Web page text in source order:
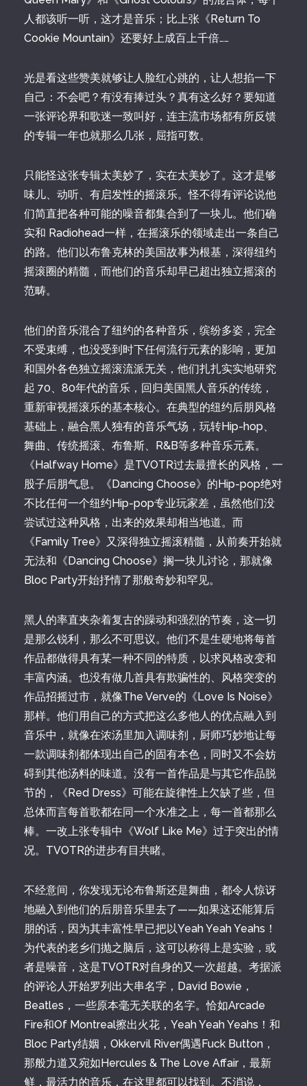
人都该听一听，这才是音乐；比上张《Return To
Cookie Mountain》还要好上成百上千倍……
光是看这些赞美就够让人脸红心跳的，让人想掐一下
自己：不会吧？有没有捧过头？真有这么好？要知道
一张评论界和歌迷一致叫好，连主流市场都有所反馈
的专辑一年也就那么几张，屈指可数。
只能怪这张专辑太美妙了，实在太美妙了。这才是够
味儿、动听、有启发性的摇滚乐。怪不得有评论说他
们简直把各种可能的噪音都集合到了一块儿。他们确
实和 Radiohead一样，在摇滚乐的领域走出一条自己
的路。他们以布鲁克林的美国故事为根基，深得纽约
摇滚圈的精髓，而他们的音乐却早已超出独立摇滚的
范畴。
他们的音乐混合了纽约的各种音乐，缤纷多姿，完全
不受束缚，也没受到时下任何流行元素的影响，更加
和国外各色独立摇滚流派无关，他们扎扎实实地研究
起 70、80年代的音乐，回归美国黑人音乐的传统，
重新审视摇滚乐的基本核心。在典型的纽约后朋风格
基础上，融合黑人独有的音乐气场，玩转Hip-hop、
舞曲、传统摇滚、布鲁斯、R&B等多种音乐元素。
《Halfway Home》是TVOTR过去最擅长的风格，一
股子后朋气息。《Dancing Choose》的Hip-pop绝对
不比任何一个纽约Hip-pop专业玩家差，虽然他们没
尝试过这种风格，出来的效果却相当地道。而
《Family Tree》又深得独立摇滚精髓，从前奏开始就
无法和《Dancing Choose》搁一块儿讨论，那就像
Bloc Party开始抒情了那般奇妙和罕见。
黑人的率直夹杂着复古的躁动和强烈的节奏，这一切
是那么锐利，那么不可思议。他们不是生硬地将每首
作品都做得具有某一种不同的特质，以求风格改变和
丰富内涵。也没有做几首具有欺骗性的、风格突变的
作品招摇过市，就像The Verve的《Love Is Noise》
那样。他们用自己的方式把这么多他人的优点融入到
音乐中，就像在浓汤里加入调味剂，厨师巧妙地让每
一款调味剂都体现出自己的固有本色，同时又不会妨
碍到其他汤料的味道。没有一首作品是与其它作品脱
节的，《Red Dress》可能在旋律性上欠缺了些，但
总体而言每首歌都在同一个水准之上，每一首都那么
棒。一改上张专辑中《Wolf Like Me》过于突出的情
况。TVOTR的进步有目共睹。
不经意间，你发现无论布鲁斯还是舞曲，都令人惊讶
地融入到他们的后朋音乐里去了——如果这还能算后
朋的话，因为其丰富性早已把以Yeah Yeah Yeahs！
为代表的老乡们抛之脑后，这可以称得上是实验，或
者是噪音，这是TVOTR对自身的又一次超越。考据派
的评论人开始罗列出大串名字，David Bowie，
Beatles，一些原本毫无关联的名字。恰如Arcade
Fire和Of Montreal擦出火花，Yeah Yeah Yeahs！和
Bloc Party结姻，Okkervil River偶遇Fuck Button，
那般力道又宛如Hercules & The Love Affair，最新
鲜，最活力的音乐，在这里都可以找到。不消说，